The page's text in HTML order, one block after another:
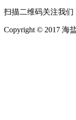
扫描二维码关注我们
Copyright © 2017 海